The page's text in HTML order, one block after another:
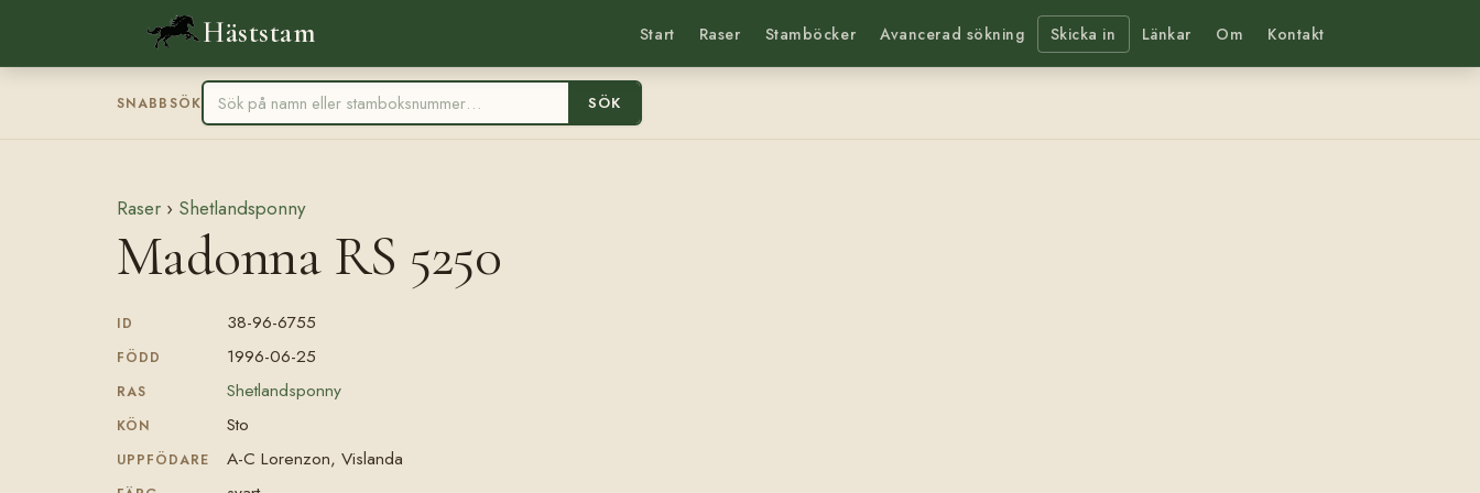
Häststam Start Raser Stamböcker Avancerad sökning Skicka in Länkar Om Kontakt
SNABBSÖK SÖK
Raser › Shetlandsponny
Madonna RS 5250
ID 38-96-6755
FÖDD 1996-06-25
RAS Shetlandsponny
KÖN Sto
UPPFÖDARE A-C Lorenzon, Vislanda